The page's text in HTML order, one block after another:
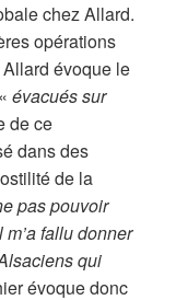
chez Allard.
opérations
évoque le
évacués sur
de ce
dans des
de la
pas pouvoir
fallu donner
qui
évoque donc